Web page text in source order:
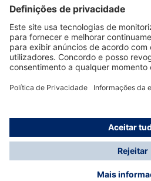
Utilização da loja
Informações
© Dräger Portugal, Lda, 2024
* Todos os preços excl. IVA mais
possíveis taxas de entrega, se